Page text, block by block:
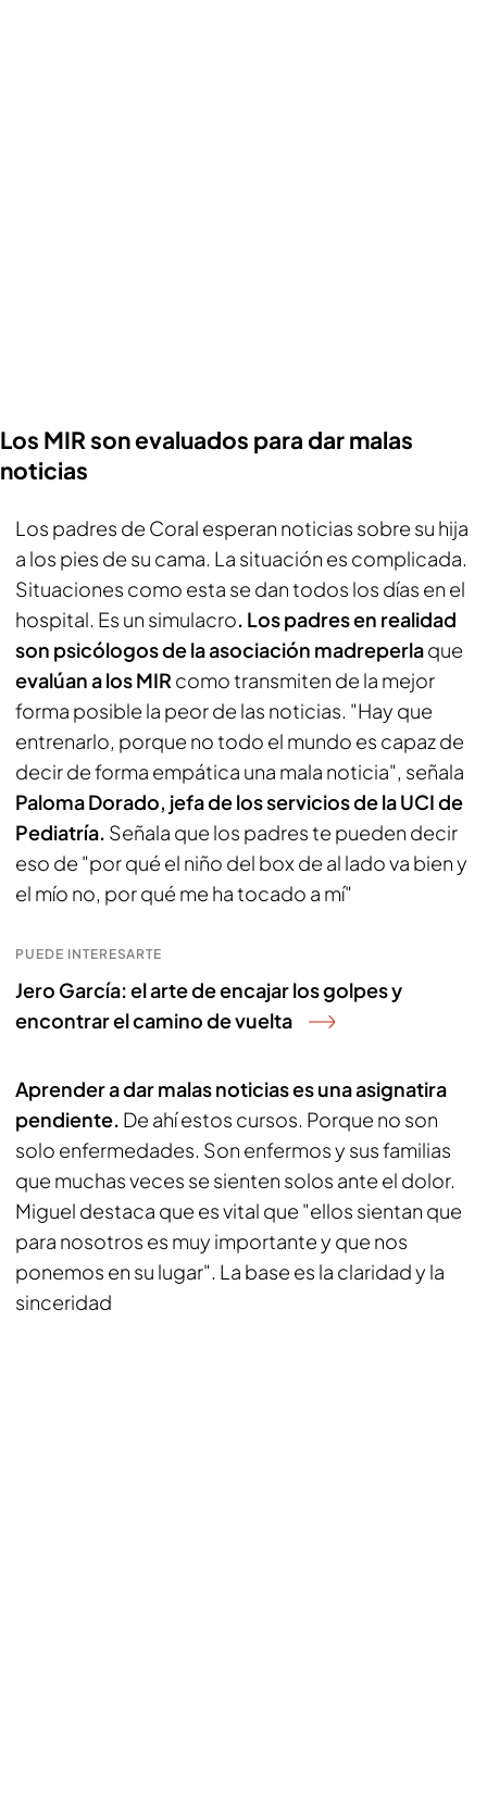
Los MIR son evaluados para dar malas
noticias
Los padres de Coral esperan noticias sobre su hija
a los pies de su cama. La situación es complicada.
Situaciones como esta se dan todos los días en el
hospital. Es un simulacro. Los padres en realidad
son psicólogos de la asociación madreperlaque
evalúan a los MIR como transmiten de la mejor
forma posible la peor de las noticias. "Hay que
entrenarlo, porque no todo el mundo es capaz de
decir de forma empática una mala noticia", señala
Paloma Dorado, jefa de los servicios de la UCI de
Pediatría. Señala que los padres te pueden decir
eso de "por qué el niño del box de al lado va bien y
el mío no, por qué me ha tocado a mí"
PUEDE INTERESARTE
Jero García: el arte de encajar los golpes y
encontrar el camino de vuelta
Aprender a dar malas noticias es una asignatira
pendiente. De ahí estos cursos. Porque no son
solo enfermedades. Son enfermos y sus familias
que muchas veces se sienten solos ante el dolor.
Miguel destaca que es vital que "ellos sientan que
para nosotros es muy importante y que nos
ponemos en su lugar". La base es la claridad y la
sinceridad